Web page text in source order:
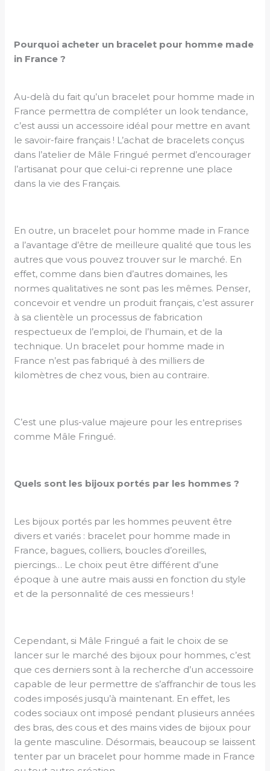
Pourquoi acheter un bracelet pour homme made
in France ?
Au-delà du fait qu’un bracelet pour homme made in
France permettra de compléter un look tendance,
c’est aussi un accessoire idéal pour mettre en avant
le savoir-faire français ! L’achat de bracelets conçus
dans l’atelier de Mâle Fringué permet d’encourager
l’artisanat pour que celui-ci reprenne une place
dans la vie des Français.
En outre, un bracelet pour homme made in France
a l’avantage d’être de meilleure qualité que tous les
autres que vous pouvez trouver sur le marché. En
effet, comme dans bien d’autres domaines, les
normes qualitatives ne sont pas les mêmes. Penser,
concevoir et vendre un produit français, c’est assurer
à sa clientèle un processus de fabrication
respectueux de l’emploi, de l’humain, et de la
technique. Un bracelet pour homme made in
France n’est pas fabriqué à des milliers de
kilomètres de chez vous, bien au contraire.
C’est une plus-value majeure pour les entreprises
comme Mâle Fringué.
Quels sont les bijoux portés par les hommes ?
Les bijoux portés par les hommes peuvent être
divers et variés : bracelet pour homme made in
France, bagues, colliers, boucles d’oreilles,
piercings… Le choix peut être différent d’une
époque à une autre mais aussi en fonction du style
et de la personnalité de ces messieurs !
Cependant, si Mâle Fringué a fait le choix de se
lancer sur le marché des bijoux pour hommes, c’est
que ces derniers sont à la recherche d’un accessoire
capable de leur permettre de s’affranchir de tous les
codes imposés jusqu’à maintenant. En effet, les
codes sociaux ont imposé pendant plusieurs années
des bras, des cous et des mains vides de bijoux pour
la gente masculine. Désormais, beaucoup se laissent
tenter par un bracelet pour homme made in France